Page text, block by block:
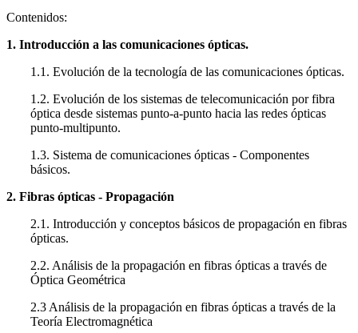
Contenidos:
1. Introducción a las comunicaciones ópticas.
1.1. Evolución de la tecnología de las comunicaciones ópticas.
1.2. Evolución de los sistemas de telecomunicación por fibra
óptica desde sistemas punto-a-punto hacia las redes ópticas
punto-multipunto.
1.3. Sistema de comunicaciones ópticas - Componentes
básicos.
2. Fibras ópticas - Propagación
2.1. Introducción y conceptos básicos de propagación en fibras
ópticas.
2.2. Análisis de la propagación en fibras ópticas a través de
Óptica Geométrica
2.3 Análisis de la propagación en fibras ópticas a través de la
Teoría Electromagnética